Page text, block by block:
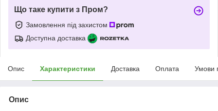
Що таке купити з Пром?
Замовлення під захистом
Доступна доставка
Опис Характеристики Доставка Оплата Умови
Опис